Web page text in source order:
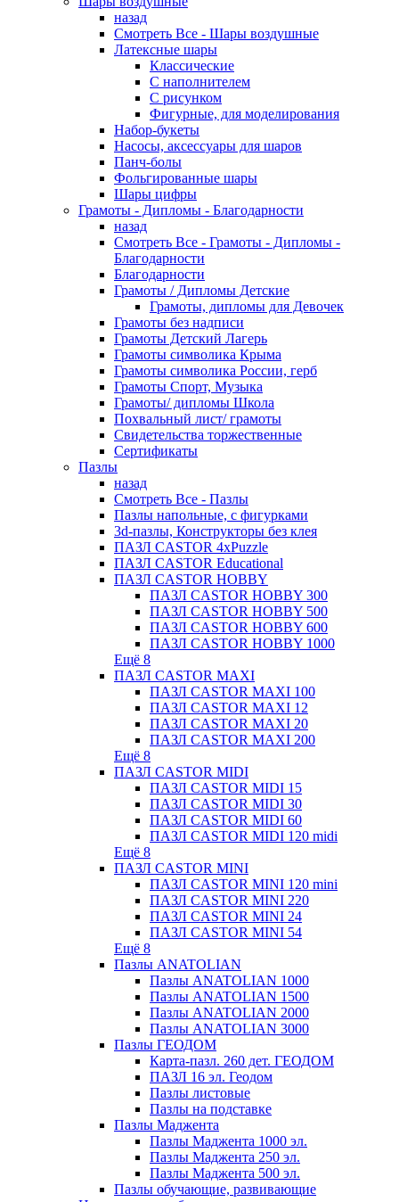
назад
Смотреть Все - Шары воздушные
Латексные шары
Классические
С наполнителем
С рисунком
Фигурные, для моделирования
Набор-букеты
Насосы, аксессуары для шаров
Панч-болы
Фольгированные шары
Шары цифры
Грамоты - Дипломы - Благодарности
назад
Смотреть Все - Грамоты - Дипломы -
Благодарности
Благодарности
Грамоты / Дипломы Детские
Грамоты, дипломы для Девочек
Грамоты без надписи
Грамоты Детский Лагерь
Грамоты символика Крыма
Грамоты символика России, герб
Грамоты Спорт, Музыка
Грамоты/ дипломы Школа
Похвальный лист/ грамоты
Свидетельства торжественные
Сертификаты
Пазлы
назад
Смотреть Все - Пазлы
Пазлы напольные, с фигурками
3d-пазлы, Конструкторы без клея
ПАЗЛ CASTOR 4xPuzzle
ПАЗЛ CASTOR Educational
ПАЗЛ CASTOR HOBBY
ПАЗЛ CASTOR HOBBY 300
ПАЗЛ CASTOR HOBBY 500
ПАЗЛ CASTOR HOBBY 600
ПАЗЛ CASTOR HOBBY 1000
Ещё 8
ПАЗЛ CASTOR MAXI
ПАЗЛ CASTOR MAXI 100
ПАЗЛ CASTOR MAXI 12
ПАЗЛ CASTOR MAXI 20
ПАЗЛ CASTOR MAXI 200
Ещё 8
ПАЗЛ CASTOR MIDI
ПАЗЛ CASTOR MIDI 15
ПАЗЛ CASTOR MIDI 30
ПАЗЛ CASTOR MIDI 60
ПАЗЛ CASTOR MIDI 120 midi
Ещё 8
ПАЗЛ CASTOR MINI
ПАЗЛ CASTOR MINI 120 mini
ПАЗЛ CASTOR MINI 220
ПАЗЛ CASTOR MINI 24
ПАЗЛ CASTOR MINI 54
Ещё 8
Пазлы ANATOLIAN
Пазлы ANATOLIAN 1000
Пазлы ANATOLIAN 1500
Пазлы ANATOLIAN 2000
Пазлы ANATOLIAN 3000
Пазлы ГЕОДОМ
Карта-пазл. 260 дет. ГЕОДОМ
ПАЗЛ 16 эл. Геодом
Пазлы листовые
Пазлы на подставке
Пазлы Маджента
Пазлы Маджента 1000 эл.
Пазлы Маджента 250 эл.
Пазлы Маджента 500 эл.
Пазлы обучающие, развивающие